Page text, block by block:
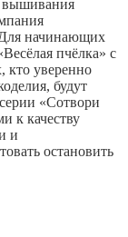
вышивания
Для начинающих
пчёлка» с
кто уверенно
будут
«Сотвори
к качеству
и
остановить